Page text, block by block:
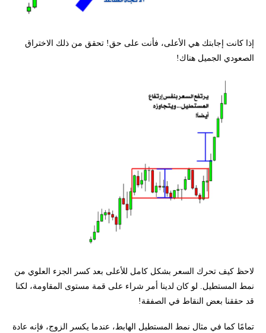
إذا كانت إجابتك هي الأعلى، فأنت على حق! تحقق من ذلك الاختراق
الصعودي الجميل هناك!
لاحظ كيف تحرك السعر بشكل كامل للأعلى بعد كسر الجزء العلوي من
نمط المستطيل. لو كان لدينا أمر شراء على قمة مستوى المقاومة، لكنا
قد حققنا بعض النقاط في الصفقة!
تمامًا كما في مثال نمط المستطيل الهابط، عندما يكسر الزوج، فإنه عادة